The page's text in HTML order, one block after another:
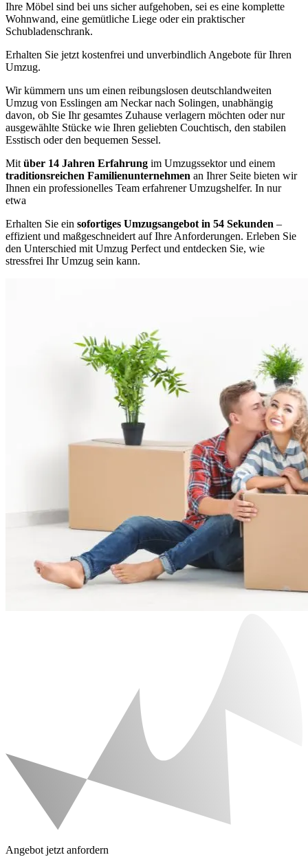
Ihre Möbel sind bei uns sicher aufgehoben, sei es eine komplette
Wohnwand, eine gemütliche Liege oder ein praktischer
Schubladenschrank.
Erhalten Sie jetzt kostenfrei und unverbindlich Angebote für Ihren
Umzug.
Wir kümmern uns um einen reibungslosen deutschlandweiten
Umzug von Esslingen am Neckar nach Solingen, unabhängig
davon, ob Sie Ihr gesamtes Zuhause verlagern möchten oder nur
ausgewählte Stücke wie Ihren geliebten Couchtisch, den stabilen
Esstisch oder den bequemen Sessel.
Mit über 14 Jahren Erfahrung im Umzugssektor und einem
traditionsreichen Familienunternehmen an Ihrer Seite bieten wir
Ihnen ein professionelles Team erfahrener Umzugshelfer. In nur
etwa
Erhalten Sie ein sofortiges Umzugsangebot in 54 Sekunden –
effizient und maßgeschneidert auf Ihre Anforderungen. Erleben Sie
den Unterschied mit Umzug Perfect und entdecken Sie, wie
stressfrei Ihr Umzug sein kann.
Angebot jetzt anfordern